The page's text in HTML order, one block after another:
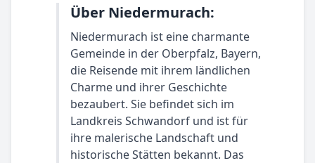
Über Niedermurach:
Niedermurach ist eine charmante
Gemeinde in der Oberpfalz, Bayern,
die Reisende mit ihrem ländlichen
Charme und ihrer Geschichte
bezaubert. Sie befindet sich im
Landkreis Schwandorf und ist für
ihre malerische Landschaft und
historische Stätten bekannt. Das